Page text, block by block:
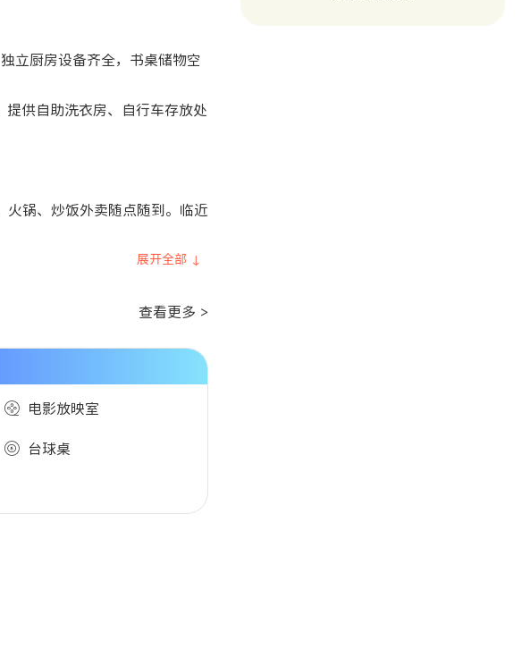
立厨房设备齐全，书桌储物空
提供自助洗衣房、自行车存放处
火锅、炒饭外卖随点随到。临近
展开全部 ↓
查看更多 >
电影放映室
台球桌